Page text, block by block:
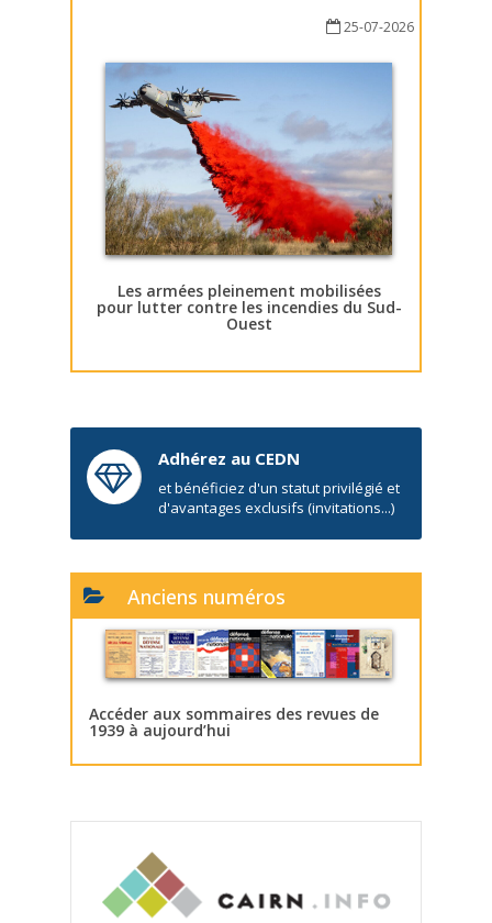
25-07-2026
Les armées pleinement mobilisées
pour lutter contre les incendies du Sud-
Ouest
Adhérez au CEDN
et bénéficiez d'un statut privilégié et
d'avantages exclusifs (invitations...)
Anciens numéros
Accéder aux sommaires des revues de
1939 à aujourd’hui